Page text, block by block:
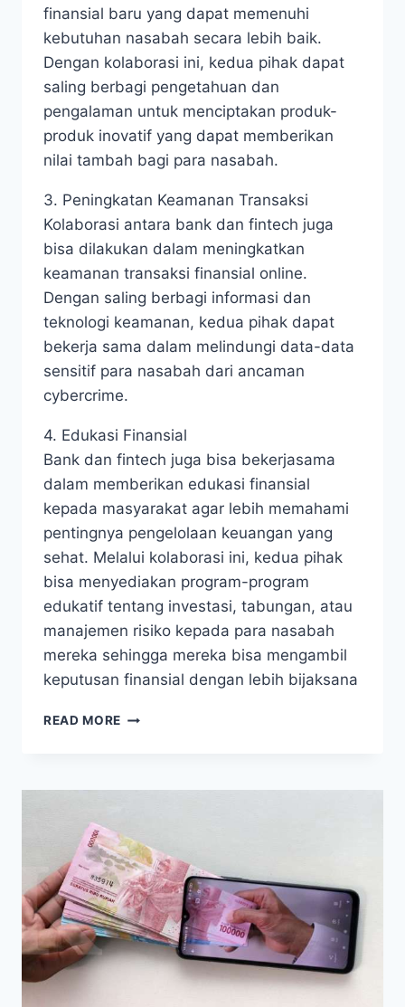
finansial baru yang dapat memenuhi
kebutuhan nasabah secara lebih baik.
Dengan kolaborasi ini, kedua pihak dapat
saling berbagi pengetahuan dan
pengalaman untuk menciptakan produk-
produk inovatif yang dapat memberikan
nilai tambah bagi para nasabah.
3. Peningkatan Keamanan Transaksi
Kolaborasi antara bank dan fintech juga
bisa dilakukan dalam meningkatkan
keamanan transaksi finansial online.
Dengan saling berbagi informasi dan
teknologi keamanan, kedua pihak dapat
bekerja sama dalam melindungi data-data
sensitif para nasabah dari ancaman
cybercrime.
4. Edukasi Finansial
Bank dan fintech juga bisa bekerjasama
dalam memberikan edukasi finansial
kepada masyarakat agar lebih memahami
pentingnya pengelolaan keuangan yang
sehat. Melalui kolaborasi ini, kedua pihak
bisa menyediakan program-program
edukatif tentang investasi, tabungan, atau
manajemen risiko kepada para nasabah
mereka sehingga mereka bisa mengambil
keputusan finansial dengan lebih bijaksana
READ MORE INI
YANG
BANK
DAN
FINTECH